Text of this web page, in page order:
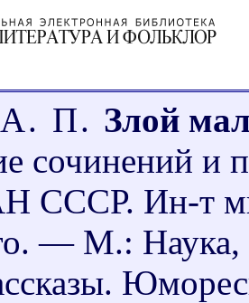
А. П. Злой
сочинений и
СССР. Ин-т
— М.: